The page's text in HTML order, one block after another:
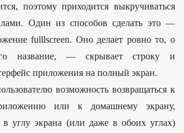
поэтому приходится выкручиваться
Один из способов сделать это —
fulllscreen. Оно делает ровно то, о
название, — скрывает строку и
приложения на полный экран.
возможность возвращаться к
или к домашнему экрану,
в углу экрана (или даже в обоих углах)